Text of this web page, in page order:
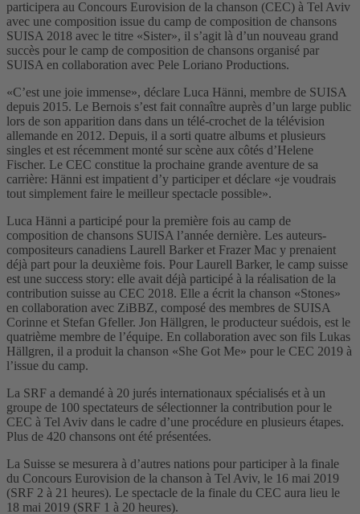
participera au Concours Eurovision de la chanson (CEC) à Tel Aviv
avec une composition issue du camp de composition de chansons
SUISA 2018 avec le titre «Sister», il s’agit là d’un nouveau grand
succès pour le camp de composition de chansons organisé par
SUISA en collaboration avec Pele Loriano Productions.
«C’est une joie immense», déclare Luca Hänni, membre de SUISA
depuis 2015. Le Bernois s’est fait connaître auprès d’un large public
lors de son apparition dans dans un télé-crochet de la télévision
allemande en 2012. Depuis, il a sorti quatre albums et plusieurs
singles et est récemment monté sur scène aux côtés d’Helene
Fischer. Le CEC constitue la prochaine grande aventure de sa
carrière: Hänni est impatient d’y participer et déclare «je voudrais
tout simplement faire le meilleur spectacle possible».
Luca Hänni a participé pour la première fois au camp de
composition de chansons SUISA l’année dernière. Les auteurs-
compositeurs canadiens Laurell Barker et Frazer Mac y prenaient
déjà part pour la deuxième fois. Pour Laurell Barker, le camp suisse
est une success story: elle avait déjà participé à la réalisation de la
contribution suisse au CEC 2018. Elle a écrit la chanson «Stones»
en collaboration avec ZiBBZ, composé des membres de SUISA
Corinne et Stefan Gfeller. Jon Hällgren, le producteur suédois, est le
quatrième membre de l’équipe. En collaboration avec son fils Lukas
Hällgren, il a produit la chanson «She Got Me» pour le CEC 2019 à
l’issue du camp.
La SRF a demandé à 20 jurés internationaux spécialisés et à un
groupe de 100 spectateurs de sélectionner la contribution pour le
CEC à Tel Aviv dans le cadre d’une procédure en plusieurs étapes.
Plus de 420 chansons ont été présentées.
La Suisse se mesurera à d’autres nations pour participer à la finale
du Concours Eurovision de la chanson à Tel Aviv, le 16 mai 2019
(SRF 2 à 21 heures). Le spectacle de la finale du CEC aura lieu le
18 mai 2019 (SRF 1 à 20 heures).